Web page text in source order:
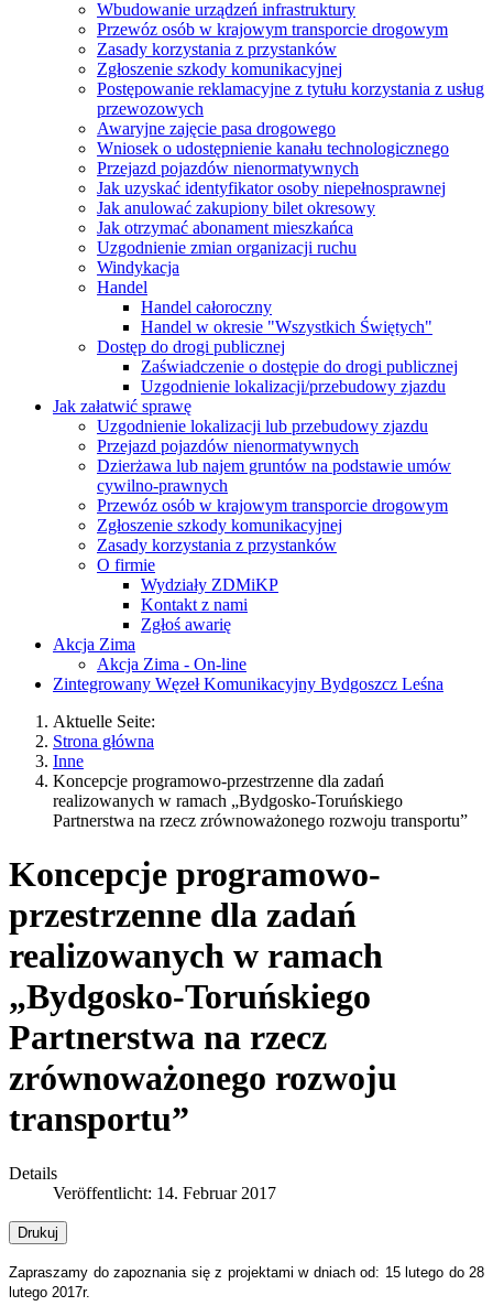
Wbudowanie urządzeń infrastruktury
Przewóz osób w krajowym transporcie drogowym
Zasady korzystania z przystanków
Zgłoszenie szkody komunikacyjnej
Postępowanie reklamacyjne z tytułu korzystania z usług
przewozowych
Awaryjne zajęcie pasa drogowego
Wniosek o udostępnienie kanału technologicznego
Przejazd pojazdów nienormatywnych
Jak uzyskać identyfikator osoby niepełnosprawnej
Jak anulować zakupiony bilet okresowy
Jak otrzymać abonament mieszkańca
Uzgodnienie zmian organizacji ruchu
Windykacja
Handel
Handel całoroczny
Handel w okresie "Wszystkich Świętych"
Dostęp do drogi publicznej
Zaświadczenie o dostępie do drogi publicznej
Uzgodnienie lokalizacji/przebudowy zjazdu
Jak załatwić sprawę
Uzgodnienie lokalizacji lub przebudowy zjazdu
Przejazd pojazdów nienormatywnych
Dzierżawa lub najem gruntów na podstawie umów
cywilno-prawnych
Przewóz osób w krajowym transporcie drogowym
Zgłoszenie szkody komunikacyjnej
Zasady korzystania z przystanków
O firmie
Wydziały ZDMiKP
Kontakt z nami
Zgłoś awarię
Akcja Zima
Akcja Zima - On-line
Zintegrowany Węzeł Komunikacyjny Bydgoszcz Leśna
Aktuelle Seite:
Strona główna
Inne
Koncepcje programowo-przestrzenne dla zadań
realizowanych w ramach „Bydgosko-Toruńskiego
Partnerstwa na rzecz zrównoważonego rozwoju transportu”
Koncepcje programowo-
przestrzenne dla zadań
realizowanych w ramach
„Bydgosko-Toruńskiego
Partnerstwa na rzecz
zrównoważonego rozwoju
transportu”
Details
Veröffentlicht: 14. Februar 2017
Drukuj
Zapraszamy do zapoznania się z projektami w dniach od: 15 lutego do 28
lutego 2017r.